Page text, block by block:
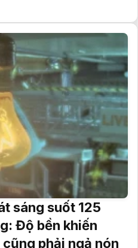
sáng suốt 125
Độ bền khiến
phải ngả nón